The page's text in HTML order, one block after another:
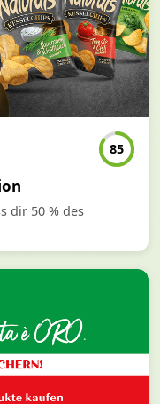
85
dir 50 % des